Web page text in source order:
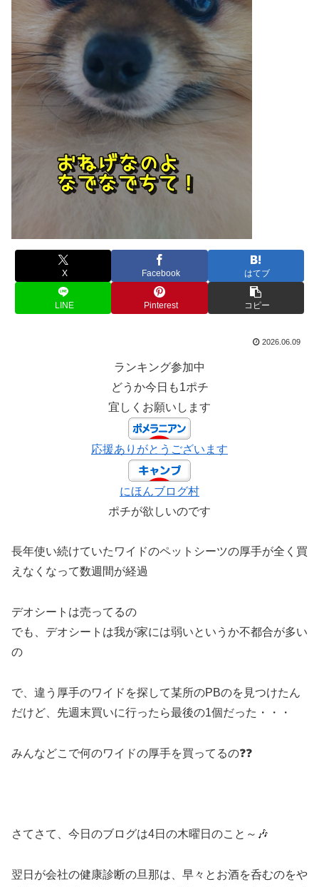
X Facebook はてブ
LINE Pinterest コピー
2026.06.09
ランキング参加中
どうか今日も1ポチ
宜しくお願いします
応援ありがとうございます
にほんブログ村
ポチが欲しいのです
長年使い続けていたワイドのペットシーツの厚手が全く買
えなくなって数週間が経過
デオシートは売ってるの
でも、デオシートは我が家には弱いというか不都合が多い
の
で、違う厚手のワイドを探して某所のPBのを見つけたん
だけど、先週末買いに行ったら最後の1個だった・・・
みんなどこで何のワイドの厚手を買ってるの❓❓
さてさて、今日のブログは4日の木曜日のこと～🎶
翌日が会社の健康診断の旦那は、早々とお酒を呑むのをや